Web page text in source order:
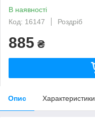
В наявності
Код: 16147
Роздріб
885 ₴
Опис Характеристики